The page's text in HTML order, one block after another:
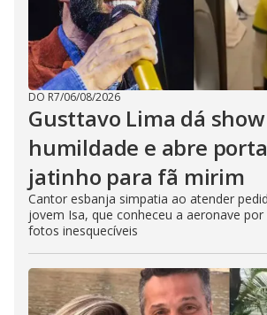
DO R7/06/08/2026
Gusttavo Lima dá
humildade e abre
jatinho para fã mirim
Cantor esbanja simpatia ao atender
jovem Isa, que conheceu a aeronave
fotos inesquecíveis